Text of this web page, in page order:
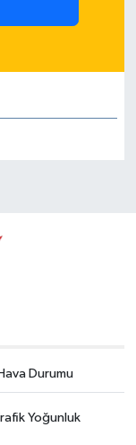
Durumu
Yoğunluk